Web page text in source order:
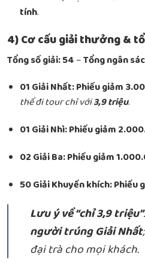
tính.
4) Cơ cấu giải thưởng &
Tổng số giải:54 –Tổng ngân
01 Giải Nhất:Phiếu giảm
thể đi tour chỉ với3,9 triệu.
01 Giải Nhì:Phiếu giảm
02 Giải Ba:Phiếu giảm
50 Giải Khuyến khích:Phiếu
Lưu ý về “chỉ 3,9 triệu”
người trúng Giải Nhất
đại trà cho mọi khách.